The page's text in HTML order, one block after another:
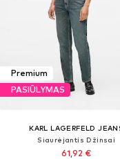
Premium
PASIŪLYMAS
KARL LAGERFELD
Siaurėjantis Džinsai
61,92 €